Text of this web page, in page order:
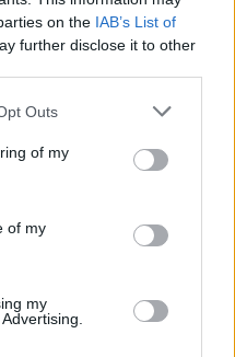
on the IAB’s List of
further disclose it to other
Outs
of my
of my
my
op...